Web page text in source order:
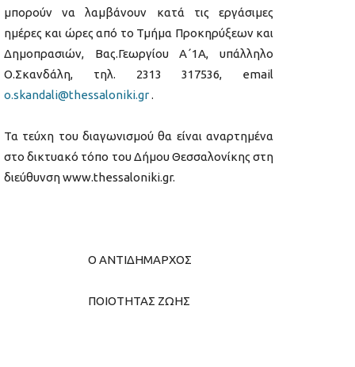
μπορούν να λαμβάνουν κατά τις εργάσιμες
ημέρες και ώρες από το Τμήμα Προκηρύξεων και
Δημοπρασιών, Βας.Γεωργίου Α΄1Α, υπάλληλο
Ο.Σκανδάλη, τηλ. 2313 317536, email
o.skandali@thessaloniki.gr.
Τα τεύχη του διαγωνισμού θα είναι αναρτημένα
στο δικτυακό τόπο του Δήμου Θεσσαλονίκης στη
διεύθυνση www.thessaloniki.gr.
Ο ΑΝΤΙΔΗΜΑΡΧΟΣ
ΠΟΙΟΤΗΤΑΣ ΖΩΗΣ